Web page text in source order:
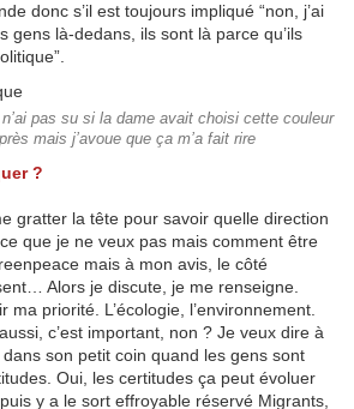
donc s’il est toujours impliqué “non, j’ai
gens là-dedans, ils sont là parce qu’ils
pas su si la dame avait choisi cette couleur
mais j’avoue que ça m’a fait rire
?
gratter la tête pour savoir quelle direction
que je ne veux pas mais comment être
mais à mon avis, le côté
Alors je discute, je me renseigne.
ma priorité. L’écologie, l’environnement.
c’est important, non ? Je veux dire à
son petit coin quand les gens sont
Oui, les certitudes ça peut évoluer
y a le sort effroyable réservé Migrants,